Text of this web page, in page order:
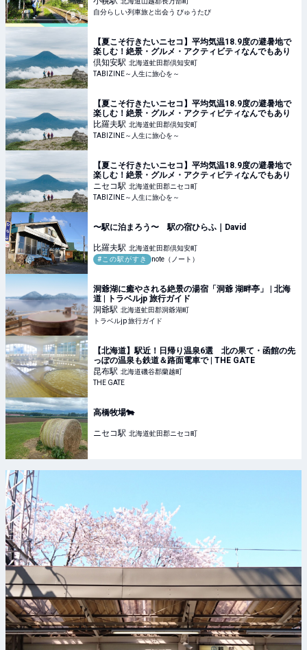
自分らしい列車旅と出会う びゅうたび
【夏こそ行きたいニセコ】平均気温18.9度の避暑地で
楽しむ！絶景・グルメ・アクティビティなんでもあり
倶知安駅 北海道虻田郡倶知安町
TABIZINE～人生に旅心を～
【夏こそ行きたいニセコ】平均気温18.9度の避暑地で
楽しむ！絶景・グルメ・アクティビティなんでもあり
比羅夫駅 北海道虻田郡倶知安町
TABIZINE～人生に旅心を～
【夏こそ行きたいニセコ】平均気温18.9度の避暑地で
楽しむ！絶景・グルメ・アクティビティなんでもあり
ニセコ駅 北海道虻田郡ニセコ町
TABIZINE～人生に旅心を～
〜駅に泊まろう〜 駅の宿ひらふ｜David
比羅夫駅 北海道虻田郡倶知安町
#この駅がすき
note（ノート）
洞爺湖に癒やされる絶景の湯宿「洞爺 湖畔亭」 | 北海
道 | トラベルjp 旅行ガイド
洞爺駅 北海道虻田郡洞爺湖町
トラベルjp 旅行ガイド
【北海道】駅近！日帰り温泉6選 北の果て・函館の先
っぽの温泉も鉄道＆路面電車で | THE GATE
昆布駅 北海道磯谷郡蘭越町
THE GATE
高橋牧場🐄
ニセコ駅 北海道虻田郡ニセコ町